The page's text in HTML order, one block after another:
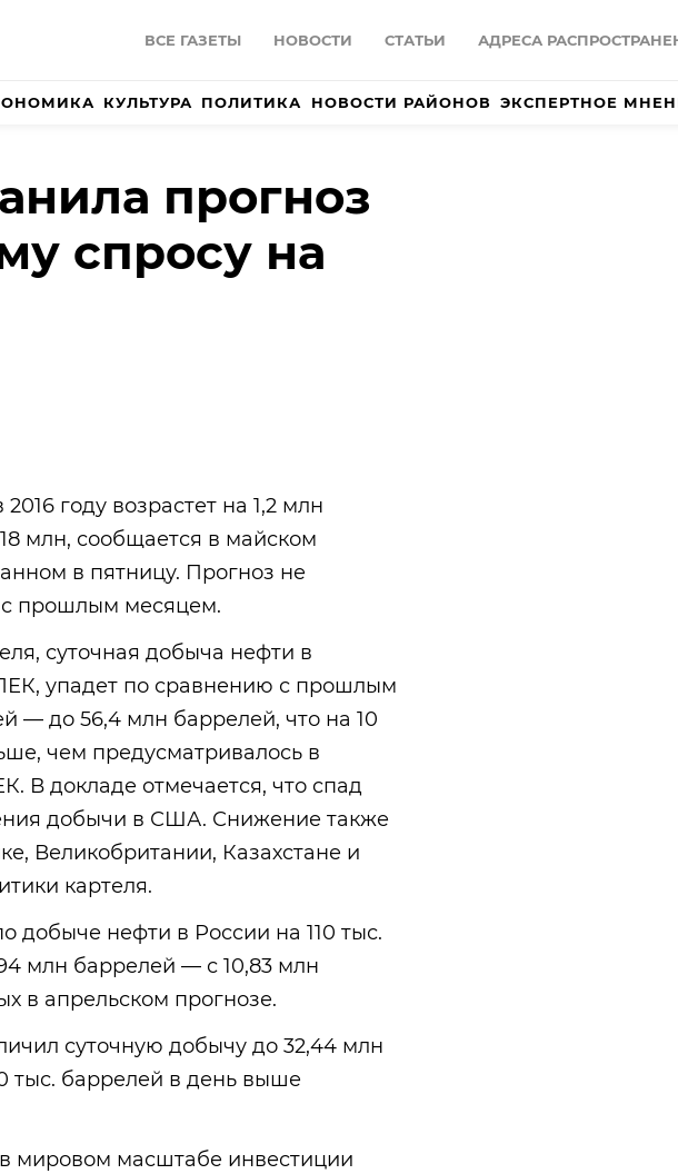
ВСЕ ГАЗЕТЫ НОВОСТИ СТАТЬИ АДРЕСА
КУЛЬТУРА ПОЛИТИКА НОВОСТИ РАЙОНОВ ЭКСПЕРТНОЕ
прогноз
спросу на
году возрастет на 1,2 млн
млн, сообщается в майском
в пятницу. Прогноз не
прошлым месяцем.
суточная добыча нефти в
упадет по сравнению с прошлым
— до 56,4 млн баррелей, что на 10
чем предусматривалось в
В докладе отмечается, что спад
добычи в США. Снижение также
Великобритании, Казахстане и
картеля.
добыче нефти в России на 110 тыс.
млн баррелей — с 10,83 млн
в апрельском прогнозе.
суточную добычу до 32,44 млн
тыс. баррелей в день выше
мировом масштабе инвестиции